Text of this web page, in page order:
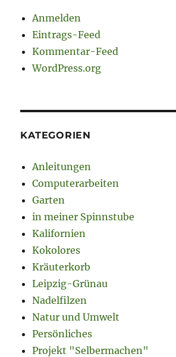
Anmelden
Eintrags-Feed
Kommentar-Feed
WordPress.org
KATEGORIEN
Anleitungen
Computerarbeiten
Garten
in meiner Spinnstube
Kalifornien
Kokolores
Kräuterkorb
Leipzig-Grünau
Nadelfilzen
Natur und Umwelt
Persönliches
Projekt "Selbermachen"